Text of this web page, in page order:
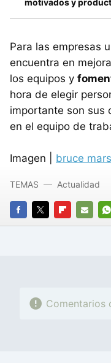
Para las empresas
encuentra en
los equipos y
hora de elegir
importante son sus
en el equipo de
Imagen | bruce mars
FACEBOOK
TWITTERFLIPBOARD
E-
TEMAS Actualidad
Comentarios